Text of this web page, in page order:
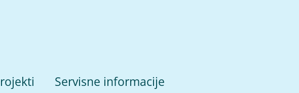
Servisne informacije